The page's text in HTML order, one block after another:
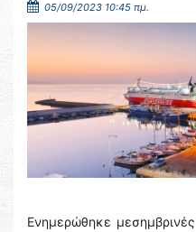
05/09/2023 10:45 πμ.
Ενημερώθηκε